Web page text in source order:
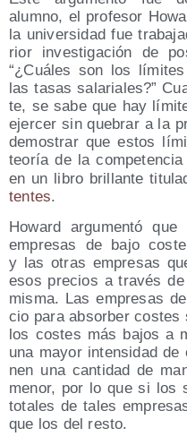
alumno, el pro­fe­sor
la uni­ver­si­dad fue
rior inves­ti­ga­ción de
“¿Cuá­les son los
las tasas sala­ria­les?”
te, se sabe que hay
ejer­cer sin que­brar a la
demos­trar que estos
teo­ría de la
en un libro bri­llan­te
ten­tes.
Howard argu­men­tó
empre­sas de bajo
y las otras empre­sas
esos pre­cios a tra­vés
mis­ma. Las empre­sas
cio para absor­ber cos­tes
los cos­tes más bajos a
una mayor inten­si­dad
nen una can­ti­dad de
menor, por lo que si los
tota­les de tales
que los del resto.